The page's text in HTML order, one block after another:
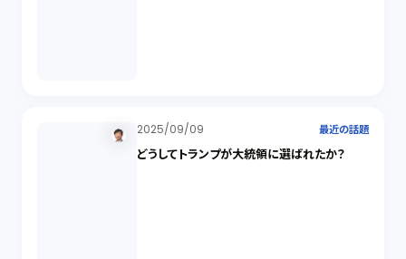
2025/09/09 最近の話題
どうしてトランプが大統領に選ばれたか？